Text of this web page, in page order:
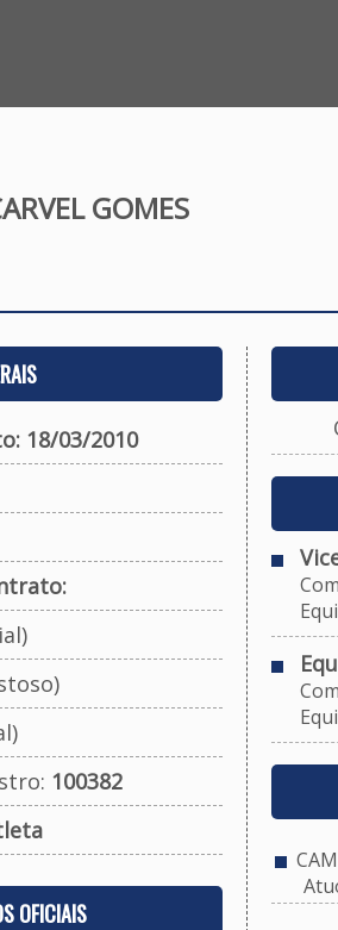
GOMES
18/03/2010
100382
OFICIAIS